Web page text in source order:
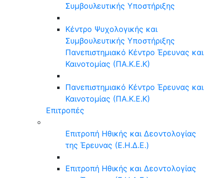
Συμβουλευτικής Υποστήριξης
Κέντρο Ψυχολογικής και
Συμβουλευτικής Υποστήριξης
Πανεπιστημιακό Κέντρο Έρευνας και
Καινοτομίας (ΠΑ.Κ.Ε.Κ)
Πανεπιστημιακό Κέντρο Έρευνας και
Καινοτομίας (ΠΑ.Κ.Ε.Κ)
Επιτροπές
Επιτροπή Ηθικής και Δεοντολογίας
της Έρευνας (Ε.Η.Δ.Ε.)
Επιτροπή Ηθικής και Δεοντολογίας